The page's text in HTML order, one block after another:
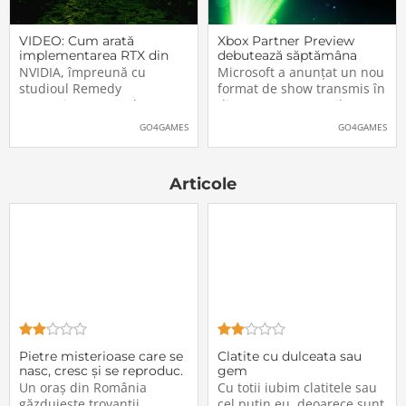
VIDEO: Cum arată
implementarea RTX din
Alan Wake II
NVIDIA, împreună cu
studioul Remedy
Entertainment, au lansat
un nou clip video dedicat
(Ray Tracing și DLSS) din
secvențele de mai jos,
GO4GAMES
Xbox Partner Preview
debutează săptămâna
aceasta. Când și unde va
putea fi vizionat
Microsoft a anunțat un nou
format de show transmis în
direct pe Internet: Xbox
Partner Preview, primul
difuzat chiar mâine, 25
cu 20:00 (ora României).
Show-ul va putea […]The
GO4GAMES
Articole
Pietre misterioase care se
nasc, cresc și se reproduc.
Sunt vii?
Un oraș din România
Clatite cu dulceata sau
gem
Cu totii iubim clatitele sau